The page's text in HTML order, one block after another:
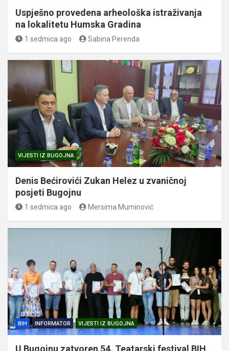
Uspješno provedena arheološka istraživanja
na lokalitetu Humska Gradina
1 sedmica ago Sabina Perenda
VIJESTI IZ BUGOJNA
Denis Bećirovići Zukan Helez u zvaničnoj
posjeti Bugojnu
1 sedmica ago Mersima Muminović
BIH INFORMATOR VIJESTI IZ BUGOJNA
U Bugojnu zatvoren 54. Teatarski festival BIH